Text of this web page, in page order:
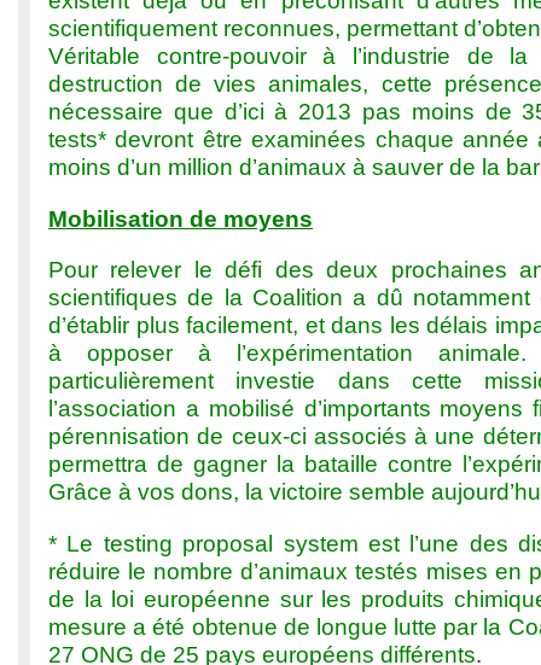
scientifiquement reconnues, permettant
Véritable contre-pouvoir à l’industrie de
destruction de vies animales, cette
nécessaire que d’ici à 2013 pas moins de
tests* devront être examinées chaque
moins d’un million d’animaux à sauver de la
Mobilisation de moyens
Pour relever le défi des deux prochaines
scientifiques de la Coalition a dû notamment
d’établir plus facilement, et dans les délais
à opposer à l’expérimentation
particulièrement investie dans cette
l’association a mobilisé d’importants
pérennisation de ceux-ci associés à une
permettra de gagner la bataille contre
Grâce à vos dons, la victoire semble
* Le testing proposal system est l’une des
réduire le nombre d’animaux testés mises en
de la loi européenne sur les produits
mesure a été obtenue de longue lutte par la
27 ONG de 25 pays européens différents.